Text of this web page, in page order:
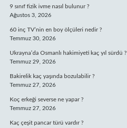
9 sınıf fizik ivme nasıl bulunur ?
Ağustos 3, 2026
60 inç TV’nin en boy ölçüleri nedir ?
Temmuz 30, 2026
Ukrayna’da Osmanlı hakimiyeti kaç yıl sürdü ?
Temmuz 29, 2026
Bakirelik kaç yaşında bozulabilir ?
Temmuz 27, 2026
Koç erkeği severse ne yapar ?
Temmuz 27, 2026
Kaç çeşit pancar türü vardır ?